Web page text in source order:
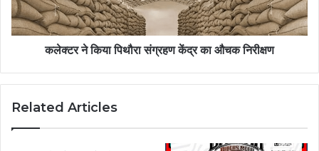
कलेक्टर ने किया पिथौरा संग्रहण केंद्र का औचक निरीक्षण
Related Articles